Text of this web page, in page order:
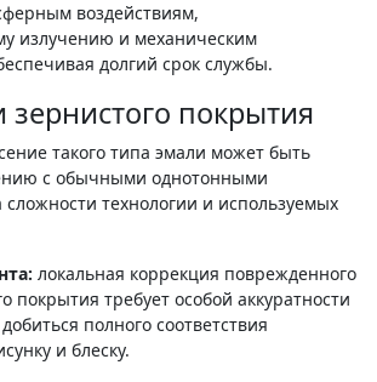
воздействиям,
излучению и механическим
долгий срок службы.
зернистого покрытия
такого типа эмали может быть
с обычными однотонными
технологии и используемых
локальная коррекция поврежденного
покрытия требует особой аккуратности
полного соответствия
и блеску.